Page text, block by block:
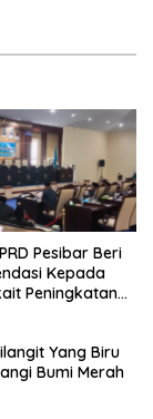
Pesibar Beri
Kepada
Peningkatan
Yang Biru
Bumi Merah